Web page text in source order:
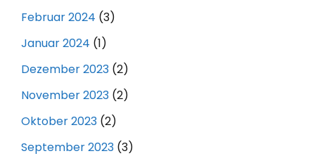
Februar 2024 (3)
Januar 2024 (1)
Dezember 2023 (2)
November 2023 (2)
Oktober 2023 (2)
September 2023 (3)